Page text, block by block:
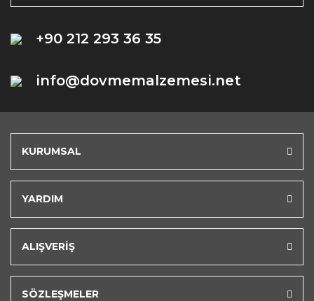
+90 212 293 36 35
info@dovmemalzemesi.net
KURUMSAL
YARDIM
ALIŞVERİŞ
SÖZLEŞMELER